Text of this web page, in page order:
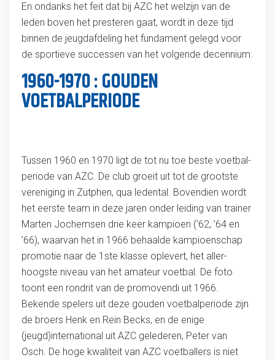
En ondanks het feit dat bij AZC het welzijn van de
leden boven het presteren gaat, wordt in deze tijd
binnen de jeugdafdeling het fundament gelegd voor
de sportieve successen van het volgende decennium.
1960-1970 : GOUDEN
VOETBALPERIODE
Tussen 1960 en 1970 ligt de tot nu toe beste voetbal-
periode van AZC. De club groeit uit tot de grootste
vereniging in Zutphen, qua ledental. Bovendien wordt
het eerste team in deze jaren onder leiding van trainer
Marten Jochemsen drie keer kampioen (’62, ’64 en
’66), waarvan het in 1966 behaalde kampioenschap
promotie naar de 1ste klasse oplevert, het aller-
hoogste niveau van het amateur voetbal. De foto
toont een rondrit van de promovendi uit 1966.
Bekende spelers uit deze gouden voetbalperiode zijn
de broers Henk en Rein Becks, en de enige
(jeugd)international uit AZC gelederen, Peter van
Osch. De hoge kwaliteit van AZC voetballers is niet